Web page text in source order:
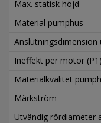
Max. statisk höjd
Material pumphus
Anslutningsdimension
Ineffekt per motor (P1)
Materialkvalitet
Märkström
Utvändig rördiameter